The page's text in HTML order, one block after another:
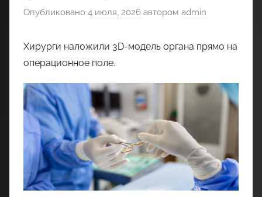
Опубликовано 4 июля, 2026 автором admin
Хирурги наложили 3D-модель органа прямо на
операционное поле.